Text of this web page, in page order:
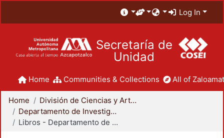
Log In
Secretaría de
Unidad
Home Communities & Collections All of
Home
División de Ciencias y Artes para el Diseño
Departamento de Investigación y Conocimiento para el Diseño
Libros - Departamento de Investigación y Conocimiento para el Diseño